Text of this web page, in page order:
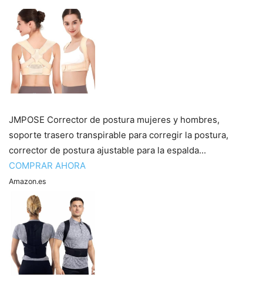
JMPOSE Corrector de postura mujeres y hombres,
soporte trasero transpirable para corregir la postura,
corrector de postura ajustable para la espalda...
COMPRAR AHORA
Amazon.es